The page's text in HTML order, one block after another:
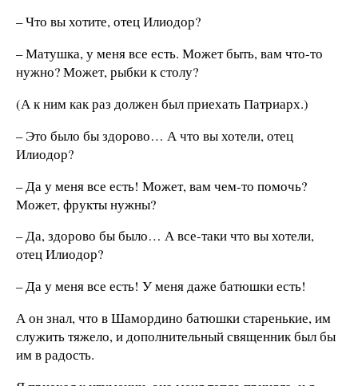
– Что вы хотите, отец Илиодор?
– Матушка, у меня все есть. Может быть, вам что-то
нужно? Может, рыбки к столу?
(А к ним как раз должен был приехать Патриарх.)
– Это было бы здорово… А что вы хотели, отец
Илиодор?
– Да у меня все есть! Может, вам чем-то помочь?
Может, фрукты нужны?
– Да, здорово бы было… А все-таки что вы хотели,
отец Илиодор?
– Да у меня все есть! У меня даже батюшки есть!
А он знал, что в Шамордино батюшки старенькие, им
служить тяжело, и дополнительный священник был бы
им в радость.